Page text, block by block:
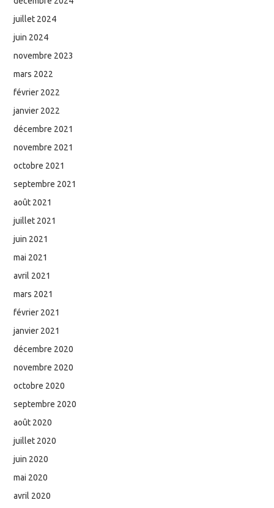
juillet 2024
juin 2024
novembre 2023
mars 2022
février 2022
janvier 2022
décembre 2021
novembre 2021
octobre 2021
septembre 2021
août 2021
juillet 2021
juin 2021
mai 2021
avril 2021
mars 2021
février 2021
janvier 2021
décembre 2020
novembre 2020
octobre 2020
septembre 2020
août 2020
juillet 2020
juin 2020
mai 2020
avril 2020